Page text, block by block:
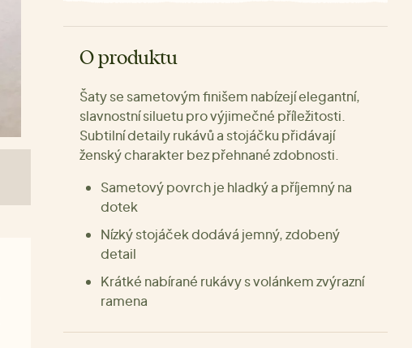
O produktu
Šaty se sametovým finišem nabízejí elegantní,
slavnostní siluetu pro výjimečné příležitosti.
Subtilní detaily rukávů a stojáčku přidávají
ženský charakter bez přehnané zdobnosti.
Sametový povrch je hladký a příjemný na
dotek
Nízký stojáček dodává jemný, zdobený
detail
Krátké nabírané rukávy s volánkem zvýrazní
ramena